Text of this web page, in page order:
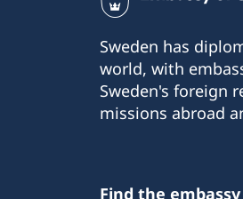
Sweden has
world, with
Sweden's foreign
missions abroad
Find the